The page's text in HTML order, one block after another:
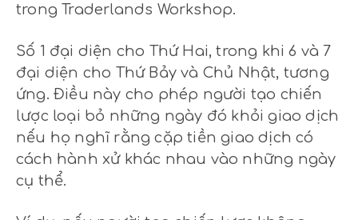
trong Traderlands Workshop.
Số 1 đại diện cho Thứ Hai, trong khi 6 và 7
đại diện cho Thứ Bảy và Chủ Nhật, tương
ứng. Điều này cho phép người tạo chiến
lược loại bỏ những ngày đó khỏi giao dịch
nếu họ nghĩ rằng cặp tiền giao dịch có
cách hành xử khác nhau vào những ngày
cụ thể.